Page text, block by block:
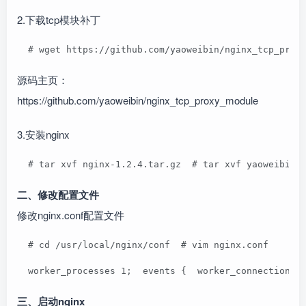
2.下载tcp模块补丁
# wget https://github.com/yaoweibin/
源码主页：
https://github.com/yaoweibin/nginx_tcp_proxy_module
3.安装nginx
# tar xvf nginx-1.2.4.tar.gz  # tar xvf
二、修改配置文件
修改nginx.conf配置文件
  # cd /usr/local/nginx/conf  # vim nginx.conf
worker_processes 1;  events {
三、启动nginx